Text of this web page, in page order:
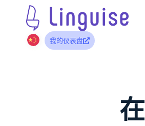
我的仪表盘
在